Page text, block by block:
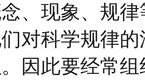
、现象、规
对科学规律
因此要经常